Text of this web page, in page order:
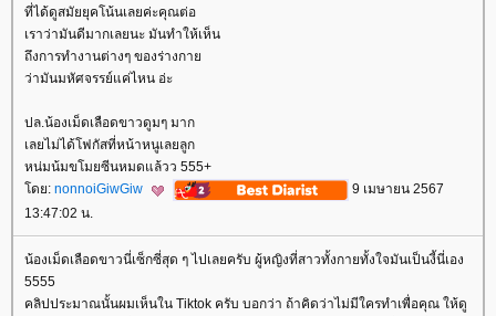
ที่ได้ดูสมัยยุคโน้นเลยค่ะคุณต่อ
เราว่ามันดีมากเลยนะ มันทำให้เห็น
ถึงการทำงานต่างๆ ของร่างกา
ว่ามันมหัศจรรย์แค่ไหน อ่ะ
ปล.น้องเม็ดเลือดขาวดูมๆ มาก
เลยไม่ได้โฟกัสที่หน้าหนูเลยลูก
หน่มน้มขโมยซีนหมดแล้วว 555+
ดย: nonnoiGiwGiw
9 เมษายน 2567
13:47:02 น.
น้องเม็ดเลือดขาวนี่เซ็กซี่สุด ๆ ไปเลยครับ ผู้หญิงที่สาวทั้งกายทั้งใจมันเป็นงี้นี่เอง
5555
คลิปประมาณนั้นผมเห็นใน Tiktok ครับ บอกว่า ถ้าคิดว่าไม่มีใครทำเพื่อคุณ ให้ดู